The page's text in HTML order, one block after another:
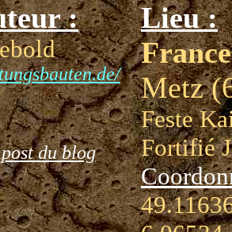
:
du blog
Lieu :
France
Metz
Feste
Fortifié